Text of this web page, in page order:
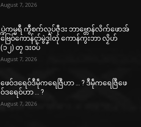
August 7, 2026
ပ္ဍဲကမ္မရဳ ကွဳစက်လုပ်ဇီုဒး ဘာဗ္တောန်လိက်ဖောအ်
ဗြေဝ်ကောန်ၚာ်မွဲဒၞါဲတုဲ ကောန်ကွးဘာ လၟိဟ်
(၁၂) တၠ ဒးဝပ်
August 7, 2026
ဖေဝ်ဒရေဝ်ဒဳမဵုကရေဇြဳဟာ … ? ဒဳမဵုကရေဇြဳဖေ
ဝ်ဒရေဝ်ဟာ … ?
August 7, 2026